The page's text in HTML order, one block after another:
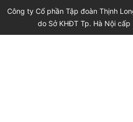
Công ty Cổ phần Tập đoàn Thịnh
do Sở KHĐT Tp. Hà Nội